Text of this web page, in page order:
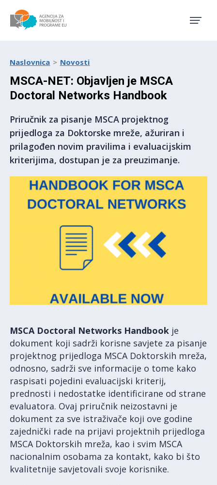
Naslovnica Novosti
MSCA-NET: Objavljen je MSCA
Doctoral Networks Handbook
Priručnik za pisanje MSCA projektnog
prijedloga za Doktorske mreže, ažuriran i
prilagođen novim pravilima i evaluacijskim
kriterijima, dostupan je za preuzimanje.
MSCA Doctoral Networks Handbook je
dokument koji sadrži korisne savjete za pisanje
projektnog prijedloga MSCA Doktorskih mreža,
odnosno, sadrži sve informacije o tome kako
raspisati pojedini evaluacijski kriterij,
prednosti i nedostatke identificirane od strane
evaluatora. Ovaj priručnik neizostavni je
dokument za sve istraživače koji ove godine
zajednički rade na prijavi projektnih prijedloga
MSCA Doktorskih mreža, kao i svim MSCA
nacionalnim osobama za kontakt, kako bi što
kvalitetnije savjetovali svoje korisnike.